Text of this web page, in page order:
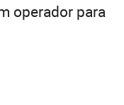
operador para